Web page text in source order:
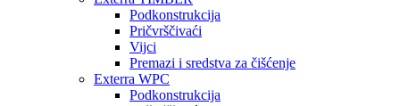
Podkonstrukcija
Pričvrščivaći
Vijci
Premazi i sredstva za čišćenje
Exterra WPC
Podkonstrukcija